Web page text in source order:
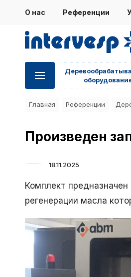
О нас Референции
Главная Референции
Произведен
18.11.2025
Комплект
регенерации масла